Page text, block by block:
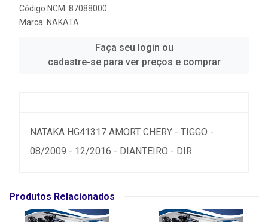
Código NCM: 87088000
Marca: NAKATA
Faça seu login ou
cadastre-se para ver preços e comprar
NATAKA HG41317 AMORT CHERY - TIGGO -
08/2009 - 12/2016 - DIANTEIRO - DIR
Produtos Relacionados